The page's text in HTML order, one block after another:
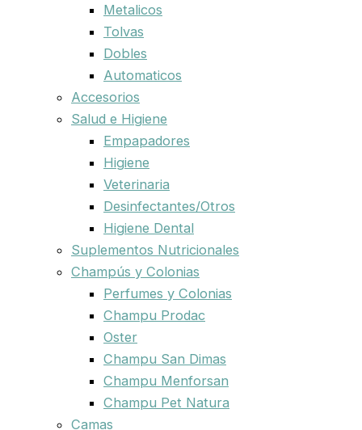
Metalicos
Tolvas
Dobles
Automaticos
Accesorios
Salud e Higiene
Empapadores
Higiene
Veterinaria
Desinfectantes/Otros
Higiene Dental
Suplementos Nutricionales
Champús y Colonias
Perfumes y Colonias
Champu Prodac
Oster
Champu San Dimas
Champu Menforsan
Champu Pet Natura
Camas